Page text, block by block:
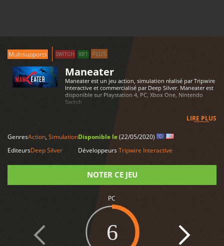
Multisupports SWITCH XB1 PLUS
Maneater
Maneater est un jeu action, simulation réalisé par Tripwire
Interactive et commercialisé par Deep Silver. Maneater est
disponible sur Playstation 4, PC, Xbox One, Nintendo
Switch
LIRE PLUS
GenresAction, Simulation
EditeursDeep Silver
Disponible le(22/05/2020)
DéveloppeursTripwire Interactive
NOTER CE JEU
PC
6